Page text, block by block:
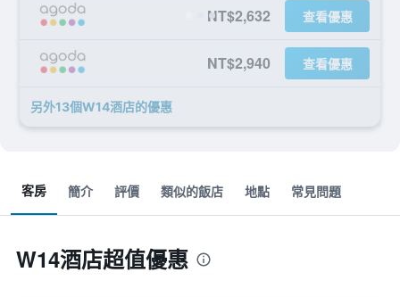
NT$2,632 查看優惠
NT$2,940 查看優惠
另外13個W14酒店​的優惠
客房 簡介 評價 類似的飯店 地點 常見問題
W14酒店超值優惠